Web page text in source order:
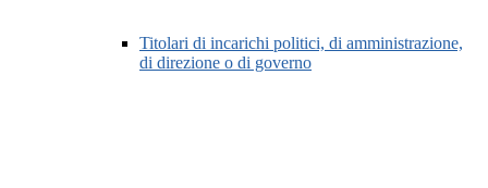
Titolari di incarichi politici, di amministrazione,
di direzione o di governo